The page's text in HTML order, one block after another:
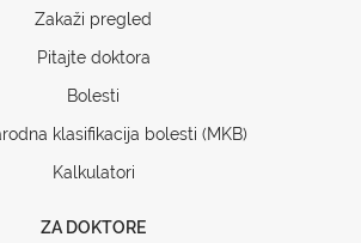
Zakaži pregled
Pitajte doktora
Bolesti
klasifikacija bolesti (MKB)
Kalkulatori
ZA DOKTORE